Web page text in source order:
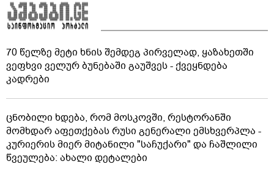
70 წელზე მეტი ხნის შემდეგ პირველად, ყაზახეთში
ვეფხვი ველურ ბუნებაში გაუშვეს - ქვეყნდება
კადრები
ცნობილი ხდება, რომ მოსკოვში, რესტორანში
მომხდარ აფეთქებას რუსი გენერალი ემსხვერპლა -
კურიერის მიერ მიტანილი "საჩუქარი" და ჩაშლილი
წვეულება: ახალი დეტალები